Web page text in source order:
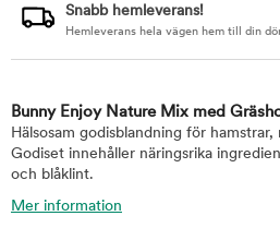
Snabb hemleverans!
Hemleverans hela vägen hem till din
Bunny Enjoy Nature Mix med
Hälsosam godisblandning för
Godiset innehåller näringsrika
och blåklint.
Mer information